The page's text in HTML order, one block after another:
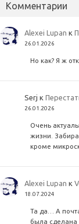
Комментарии
Alexei Lupan к
26.01.2026
Но как? Я ж
Serj к
26.01.2026
Очень
жизни.
кроме
Alexei Lupan к
18.07.2024
Та да… А
была сделана